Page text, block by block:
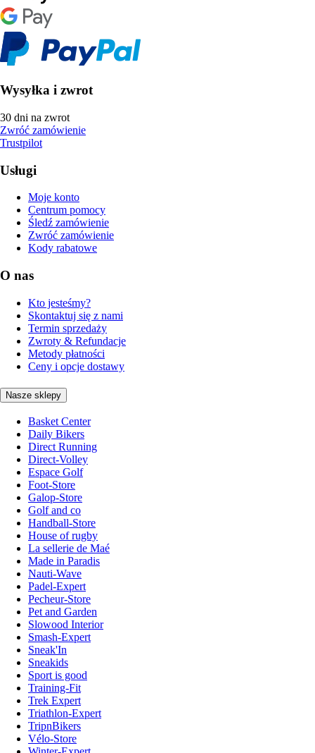
Wysyłka i zwrot
30 dni na zwrot
Zwróć zamówienie
Trustpilot
Usługi
Moje konto
Centrum pomocy
Śledź zamówienie
Zwróć zamówienie
Kody rabatowe
O nas
Kto jesteśmy?
Skontaktuj się z nami
Termin sprzedaży
Zwroty & Refundacje
Metody płatności
Ceny i opcje dostawy
Nasze sklepy
Basket Center
Daily Bikers
Direct Running
Direct-Volley
Espace Golf
Foot-Store
Galop-Store
Golf and co
Handball-Store
House of rugby
La sellerie de Maé
Made in Paradis
Nauti-Wave
Padel-Expert
Pecheur-Store
Pet and Garden
Slowood Interior
Smash-Expert
Sneak'In
Sneakids
Sport is good
Training-Fit
Trek Expert
Triathlon-Expert
TripnBikers
Vélo-Store